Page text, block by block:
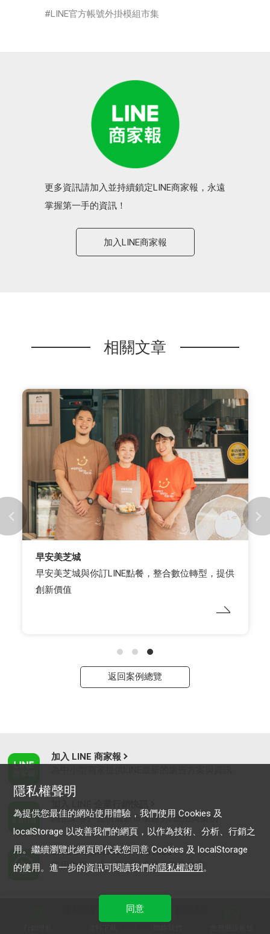
LINE官方帳號外掛模組市集
更多資訊請加入並持續鎖定LINE商家報，永遠
掌握第一手的資訊！
加入LINE商家報
相關文章
早安美芝城
早安美芝城與你訂LINE點餐，整合數位轉型，提供
創新價值
返回案例總覽
加入 LINE 商家報
為企業客戶提供最新市場趨勢, 應用與案例
LINE Biz-Solutions YouTube
實用教學、成功案例等多樣化影音內容
服務條款
© LY Corporation
隱私權聲明
為提供您最佳的網站使用體驗，我們使用 Cookies 及
localStorage 以改善我們的網頁，以作為技術、分析、行銷之
用。繼續瀏覽此網頁即代表您同意 Cookies 及 localStorage
的使用。進一步的資訊可閱讀我們的隱私權說明。
同意